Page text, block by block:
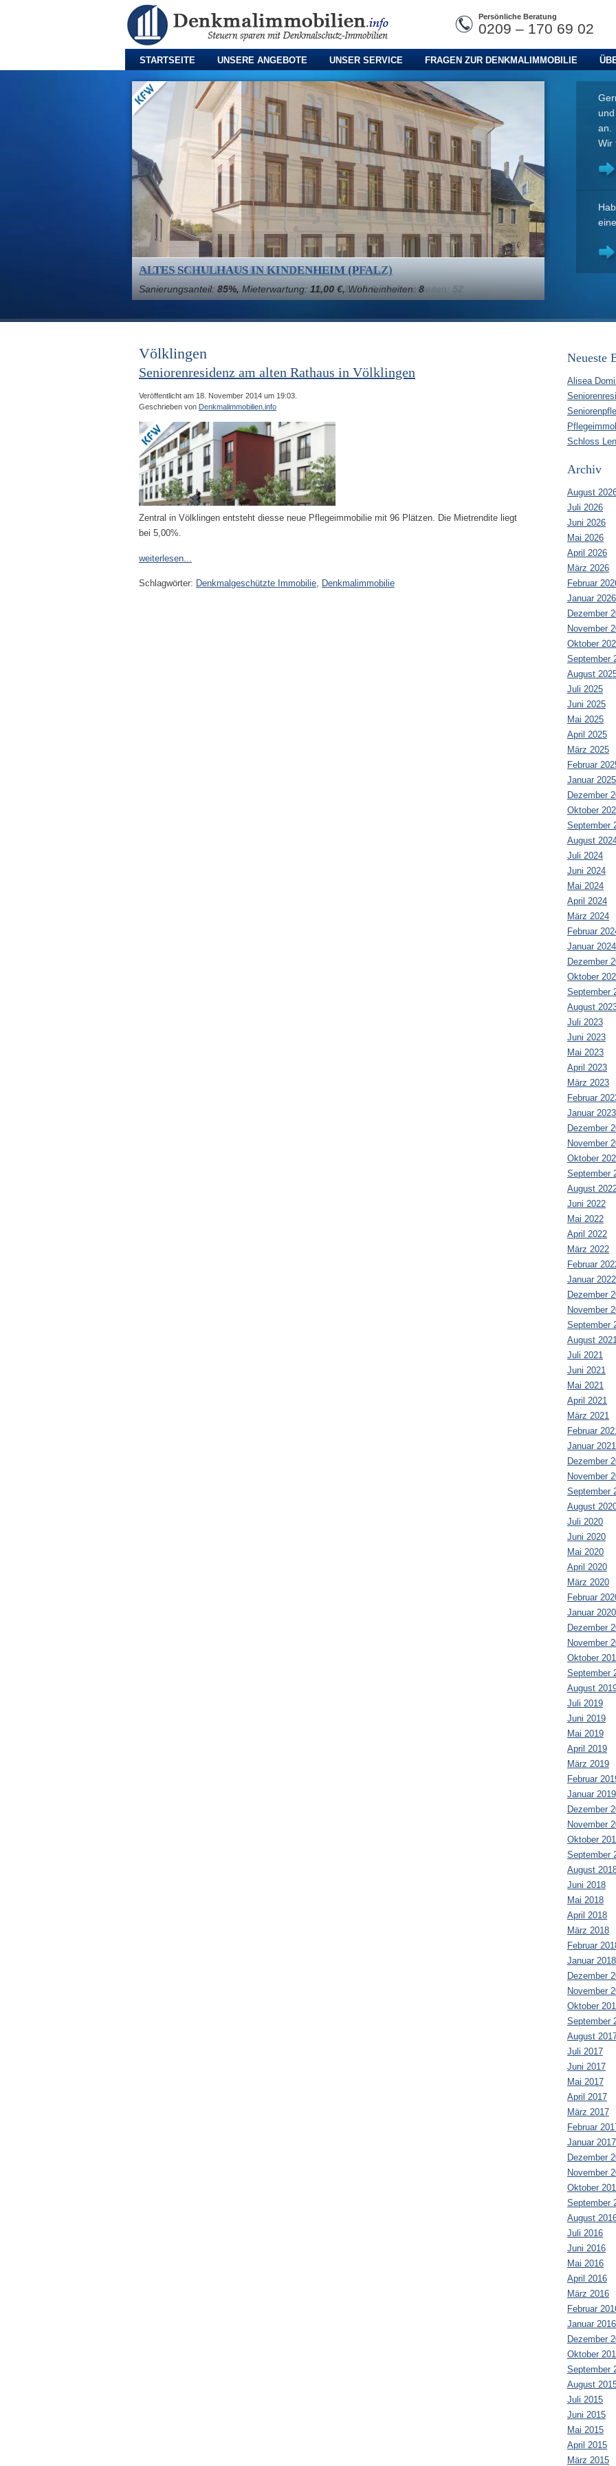
Persönliche Beratung
0209 – 170 69 02
STARTSEITE UNSERE ANGEBOTE UNSER SERVICE FRAGEN ZUR DENKMALIMMOBILIE
WOHNEN IM FABRIKLOFT IN MERSEBURG
Sanierungsanteil: 70%, Mieterwartung: 10,00 - 11,00 €,Wohneinheiten: 52
und
an.
Wir
Völklingen
Seniorenresidenz am alten Rathaus in Völklingen
Veröffentlicht am 18. November 2014 um 19:03.
Geschrieben von Denkmalimmobilien.info
Zentral in Völklingen entsteht diesse neue Pflegeimmobilie mit 96 Plätzen. Die Mietrendite liegt
bei 5,00%.
weiterlesen...
Schlagwörter: Denkmalgeschützte Immobilie, Denkmalimmobilie
Neueste
Alisea
Schloss
Archiv
August
Juli 2026
Juni 2026
Mai 2026
April 2026
März 2026
Februar
Januar 2026
Dezember
November
Oktober
September
August
Juli 2025
Juni 2025
Mai 2025
April 2025
März 2025
Februar
Januar 2025
Dezember
Oktober
September
August
Juli 2024
Juni 2024
Mai 2024
April 2024
März 2024
Februar
Januar 2024
Dezember
Oktober
September
August
Juli 2023
Juni 2023
Mai 2023
April 2023
März 2023
Februar
Januar 2023
Dezember
November
Oktober
September
August
Juni 2022
Mai 2022
April 2022
März 2022
Februar
Januar 2022
Dezember
November
September
August
Juli 2021
Juni 2021
Mai 2021
April 2021
März 2021
Februar
Januar 2021
Dezember
November
September
August
Juli 2020
Juni 2020
Mai 2020
April 2020
März 2020
Februar
Januar 2020
Dezember
November
Oktober
September
August
Juli 2019
Juni 2019
Mai 2019
April 2019
März 2019
Februar
Januar 2019
Dezember
November
Oktober
September
August
Juni 2018
Mai 2018
April 2018
März 2018
Februar
Januar 2018
Dezember
November
Oktober
September
August
Juli 2017
Juni 2017
Mai 2017
April 2017
März 2017
Februar
Januar 2017
Dezember
November
Oktober
September
August
Juli 2016
Juni 2016
Mai 2016
April 2016
März 2016
Februar
Januar 2016
Dezember
Oktober
September
August
Juli 2015
Juni 2015
Mai 2015
April 2015
März 2015